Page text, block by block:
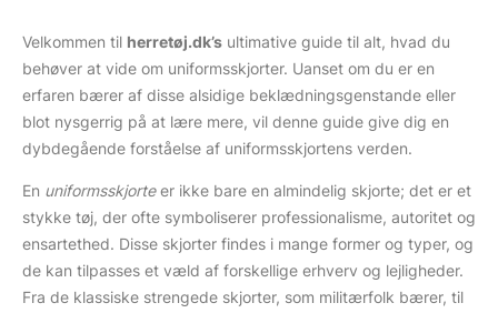
Velkommen til herretøj.dk’s ultimative guide til alt, hvad du
behøver at vide om uniformsskjorter. Uanset om du er en
erfaren bærer af disse alsidige beklædningsgenstande eller
blot nysgerrig på at lære mere, vil denne guide give dig en
dybdegående forståelse af uniformsskjortens verden.
En uniformsskjorteer ikke bare en almindelig skjorte; det er et
stykke tøj, der ofte symboliserer professionalisme, autoritet og
ensartethed. Disse skjorter findes i mange former og typer, og
de kan tilpasses et væld af forskellige erhverv og lejligheder.
Fra de klassiske strengede skjorter, som militærfolk bærer, til